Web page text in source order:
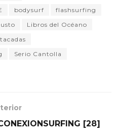
bodysurf
flashsurfing
Libros del Océano
Serio Cantolla
[28]